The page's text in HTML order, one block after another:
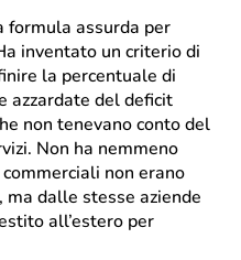
formula assurda per
inventato un criterio di
la percentuale di
azzardate del deficit
non tenevano conto del
Non ha nemmeno
non erano
ma dalle stesse aziende
all’estero per